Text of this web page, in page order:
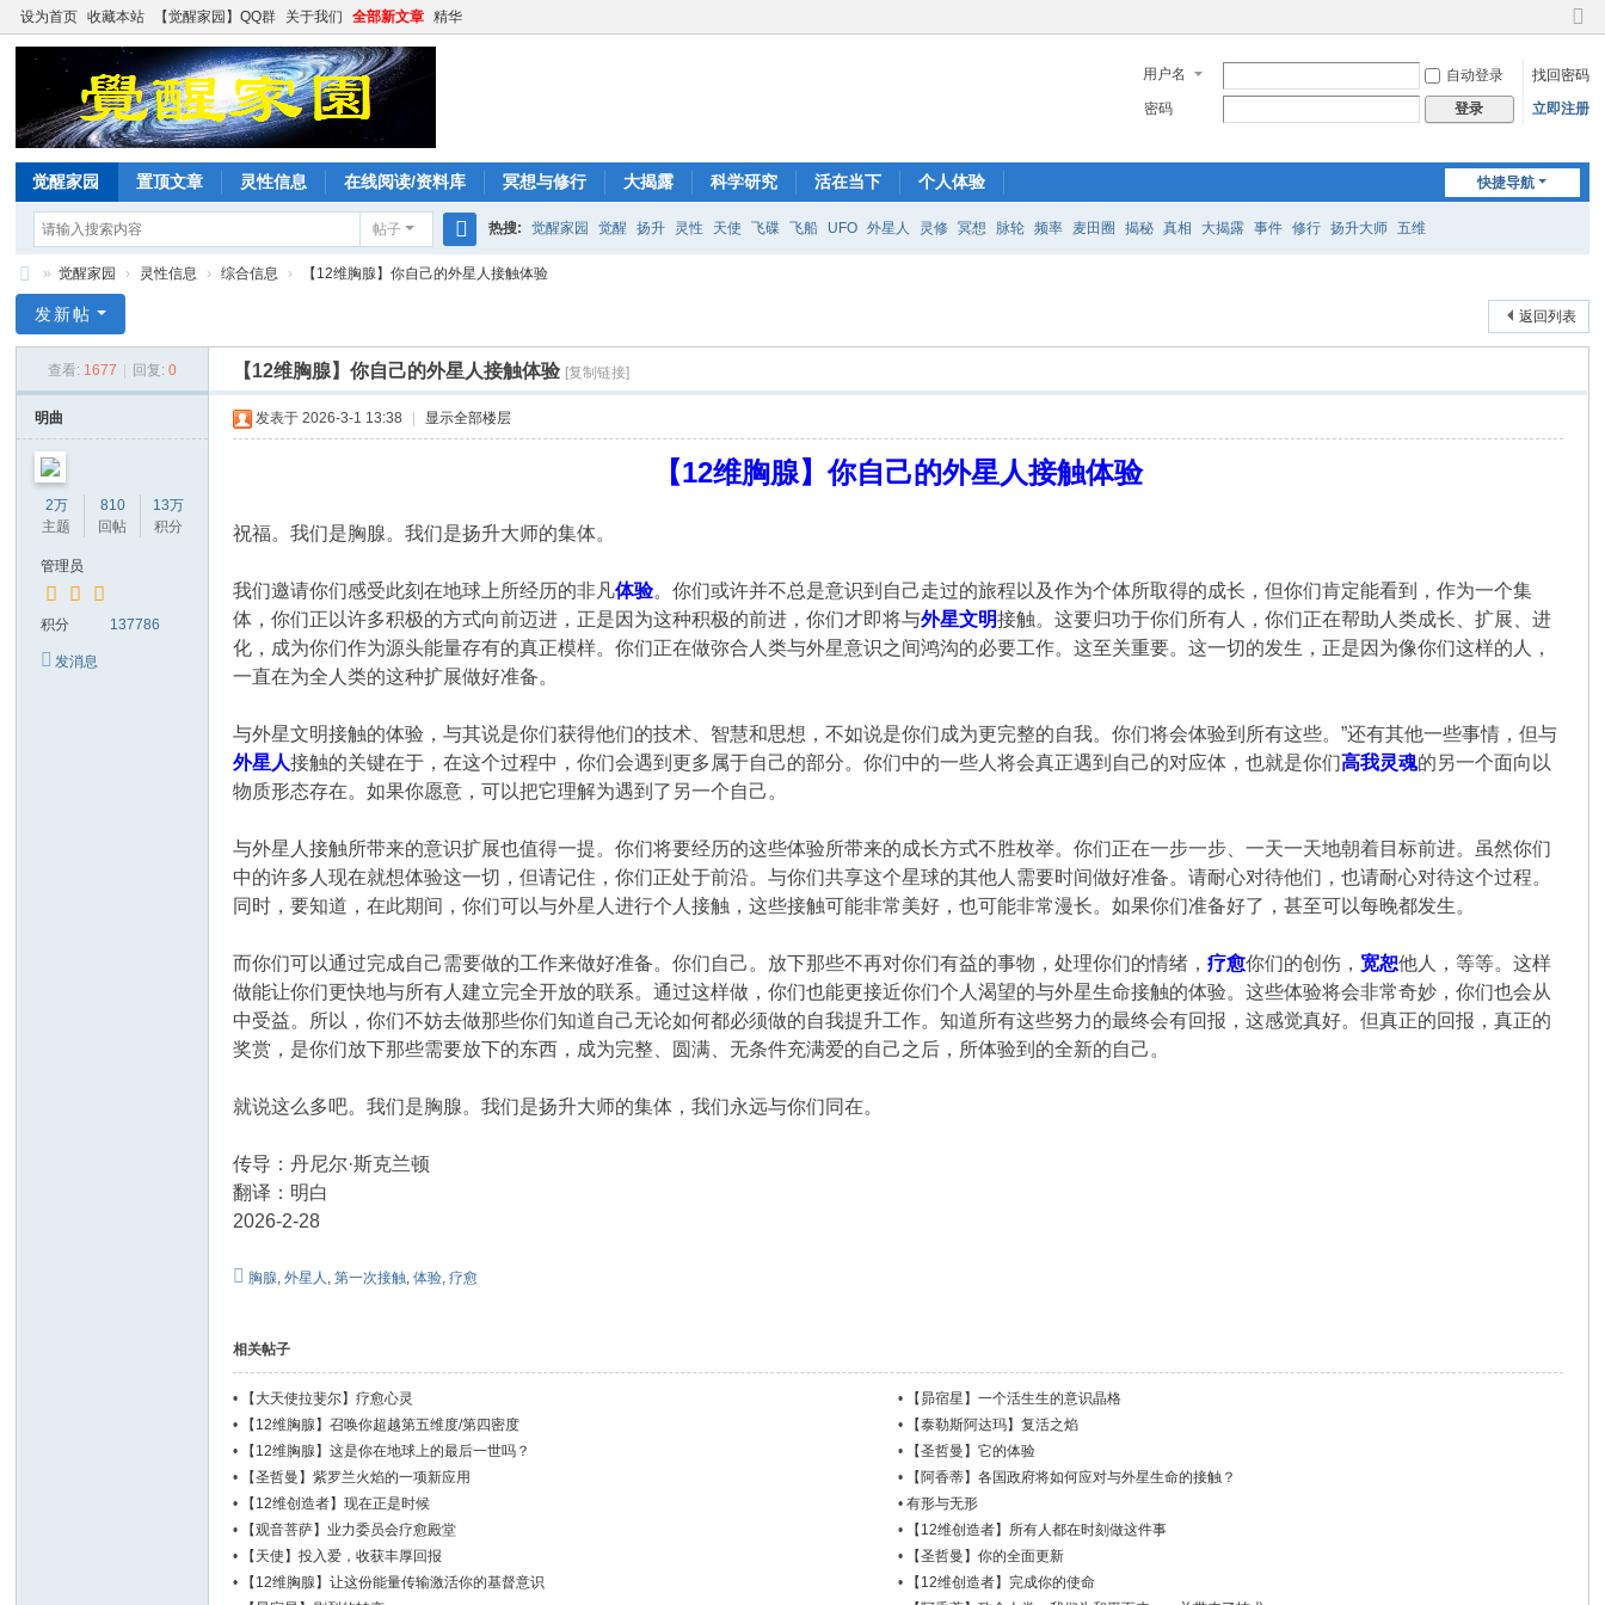
设为首页 收藏本站 【觉醒家园】QQ群 关于我们 全部新文章 精华
切
到
窄
用户名 自动登录
找回密码
密码
登录 立即注册
快捷导航
觉醒家园 置顶文章 灵性信息 在线阅读/资料库 冥想与修行 大揭露 科学研究 活在当下 个人体验
帖子
搜
热搜: 觉醒家园 觉醒 扬升 灵性 天使 飞碟 飞船 UFO 外星人 灵修 冥想 脉轮 频率 麦田圈 揭秘 真相 大揭露 事件 修行 扬升大师 五维
醒
园
» 觉醒家园 › 灵性信息 › 综合信息 › 【12维胸腺】你自己的外星人接触体验
返回列表
发新帖
查看: 1677 回复: 0 【12维胸腺】你自己的外星人接触体验 [复制链接]
明曲
2万
主题
810
回帖
13万
积分
管理员
积分 137786
发消息
发表于 2026-3-1 13:38 显示全部楼层
【12维胸腺】你自己的外星人接触体验
祝福。我们是胸腺。我们是扬升大师的集体。
我们邀请你们感受此刻在地球上所经历的非凡体验。你们或许并不总是意识到自己走过的旅程以及作为个体所取得的成长，但你们肯定能看到，作为一个集
体，你们正以许多积极的方式向前迈进，正是因为这种积极的前进，你们才即将与外星文明接触。这要归功于你们所有人，你们正在帮助人类成长、扩展、进
化，成为你们作为源头能量存有的真正模样。你们正在做弥合人类与外星意识之间鸿沟的必要工作。这至关重要。这一切的发生，正是因为像你们这样的人，
一直在为全人类的这种扩展做好准备。
与外星文明接触的体验，与其说是你们获得他们的技术、智慧和思想，不如说是你们成为更完整的自我。你们将会体验到所有这些。”还有其他一些事情，但与
外星人接触的关键在于，在这个过程中，你们会遇到更多属于自己的部分。你们中的一些人将会真正遇到自己的对应体，也就是你们高我灵魂的另一个面向以
物质形态存在。如果你愿意，可以把它理解为遇到了另一个自己。
与外星人接触所带来的意识扩展也值得一提。你们将要经历的这些体验所带来的成长方式不胜枚举。你们正在一步一步、一天一天地朝着目标前进。虽然你们
中的许多人现在就想体验这一切，但请记住，你们正处于前沿。与你们共享这个星球的其他人需要时间做好准备。请耐心对待他们，也请耐心对待这个过程。
同时，要知道，在此期间，你们可以与外星人进行个人接触，这些接触可能非常美好，也可能非常漫长。如果你们准备好了，甚至可以每晚都发生。
而你们可以通过完成自己需要做的工作来做好准备。你们自己。放下那些不再对你们有益的事物，处理你们的情绪，疗愈你们的创伤， 宽恕他人，等等。这样
做能让你们更快地与所有人建立完全开放的联系。通过这样做，你们也能更接近你们个人渴望的与外星生命接触的体验。这些体验将会非常奇妙，你们也会从
中受益。所以，你们不妨去做那些你们知道自己无论如何都必须做的自我提升工作。知道所有这些努力的最终会有回报，这感觉真好。但真正的回报，真正的
奖赏，是你们放下那些需要放下的东西，成为完整、圆满、无条件充满爱的自己之后，所体验到的全新的自己。
就说这么多吧。我们是胸腺。我们是扬升大师的集体，我们永远与你们同在。
传导：丹尼尔·斯克兰顿
翻译：明白
2026-2-28
胸腺,外星人 ,第一次接触,体验,疗愈
相关帖子
• 【大天使拉斐尔】疗愈心灵 •
【昴宿星】一个活生生的意识晶格
•
【12维胸腺】召唤你超越第五维度/第四密度 •
【泰勒斯阿达玛】复活之焰
•
【12维胸腺】这是你在地球上的最后一世吗？ •
【圣哲曼】它的体验
•
【圣哲曼】紫罗兰火焰的一项新应用 •
【阿香蒂】各国政府将如何应对与外星生命的接触？
•
【12维创造者】现在正是时候 •有形与无形
•
【观音菩萨】业力委员会疗愈殿堂 •
【12维创造者】所有人都在时刻做这件事
•
【天使】投入爱，收获丰厚回报 •
【圣哲曼】你的全面更新
•
【12维胸腺】让这份能量传输激活你的基督意识 •
【12维创造者】完成你的使命